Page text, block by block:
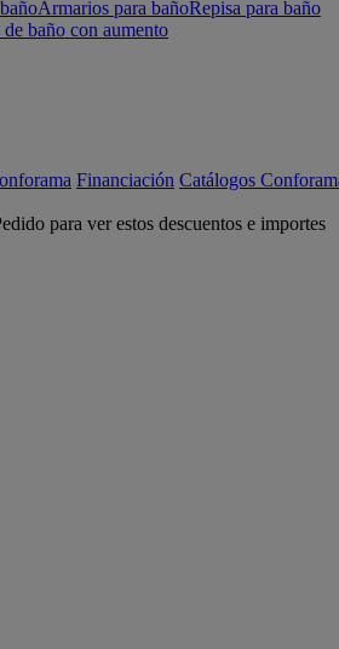
Armarios para bañoRepisa para baño
de baño con aumento
Financiación Catálogos
para ver estos descuentos e importes